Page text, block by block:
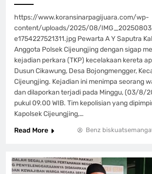
https://www.koransinarpagijuara.com/wp-
content/uploads/2025/08/
e1754227521311.jpg Pewarta A Y Saputra
Anggota Polsek Cijeungjing dengan sigap
kejadian perkara (TKP) kecelakaan kereta
Dusun Cikawung, Desa Bojongmengger,
Cijeungjing. Kejadian ini menimpa seorang
dan dilaporkan terjadi pada Minggu, (03/8/
pukul 09.00 WIB. Tim kepolisian yang
Kapolsek Cijeungjing,…
Read More
Benz